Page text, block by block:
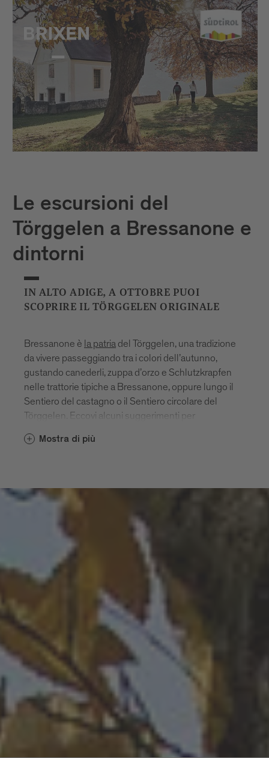
Le escursioni del
Törggelen a Bressanone e
dintorni
IN ALTO ADIGE, A OTTOBRE PUOI
SCOPRIRE IL TÖRGGELEN ORIGINALE
Bressanone è la patria del Törggelen, una tradizione
da vivere passeggiando tra i colori dell’autunno,
gustando canederli, zuppa d’orzo e Schlutzkrapfen
nelle trattorie tipiche a Bressanone, oppure lungo il
Sentiero del castagno o il Sentiero circolare del
Törggelen. Eccovi alcuni suggerimenti per
Mostra di più